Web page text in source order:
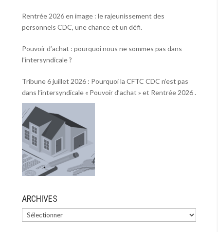
Rentrée 2026 en image : le rajeunissement des
personnels CDC, une chance et un défi.
Pouvoir d’achat : pourquoi nous ne sommes pas dans
l’intersyndicale ?
Tribune 6 juillet 2026 : Pourquoi la CFTC CDC n’est pas
dans l’intersyndicale « Pouvoir d’achat » et Rentrée 2026 .
ARCHIVES